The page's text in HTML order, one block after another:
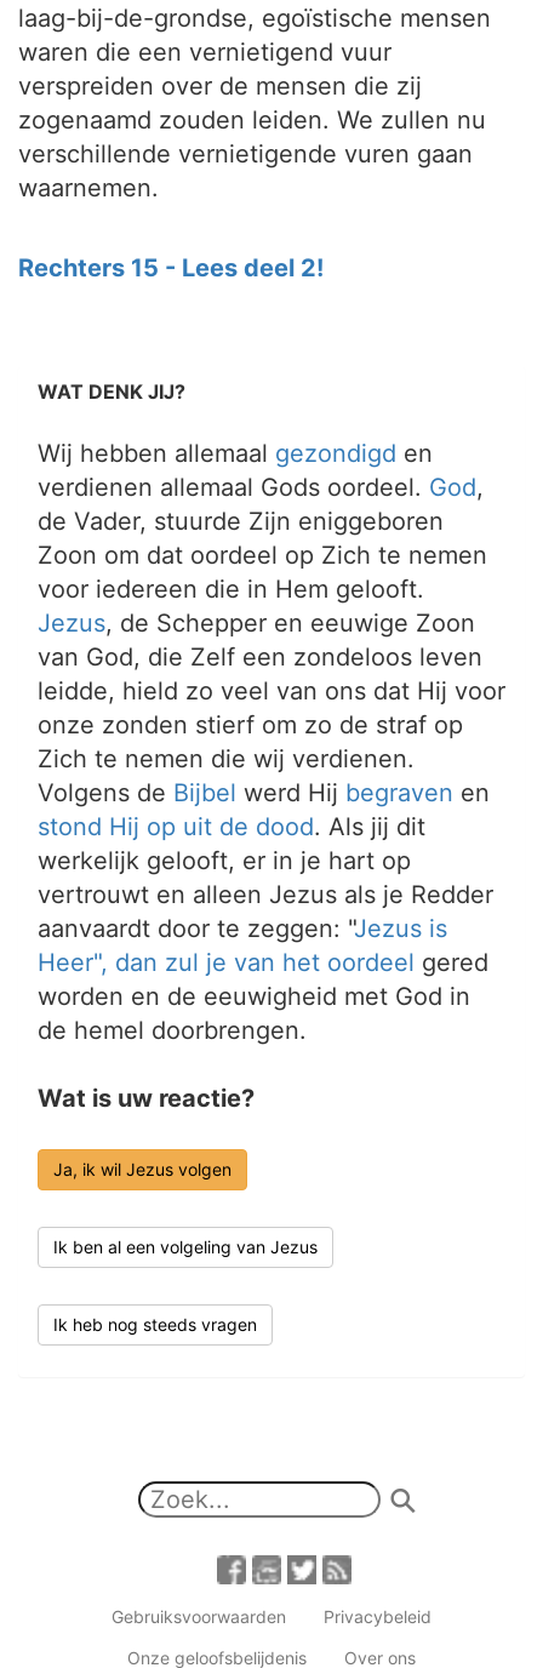
laag-bij-de-grondse, egoïstische mensen
waren die een vernietigend vuur
verspreiden over de mensen die zij
zogenaamd zouden leiden. We zullen nu
verschillende vernietigende vuren gaan
waarnemen.
Rechters 15 - Lees deel 2!
WAT DENK JIJ?
Wij hebben allemaal gezondigd en
verdienen allemaal Gods oordeel. God,
de Vader, stuurde Zijn eniggeboren
Zoon om dat oordeel op Zich te nemen
voor iedereen die in Hem gelooft.
Jezus, de Schepper en eeuwige Zoon
van God, die Zelf een zondeloos leven
leidde, hield zo veel van ons dat Hij voor
onze zonden stierf om zo de straf op
Zich te nemen die wij verdienen.
Volgens de Bijbel werd Hij begraven en
stond Hij op uit de dood. Als jij dit
werkelijk gelooft, er in je hart op
vertrouwt en alleen Jezus als je Redder
aanvaardt door te zeggen: "Jezus is
Heer", dan zul je van het oordeel gered
worden en de eeuwigheid met God in
de hemel doorbrengen.
Wat is uw reactie?
Ja, ik wil Jezus volgen
Ik ben al een volgeling van Jezus
Ik heb nog steeds vragen
Gebruiksvoorwaarden
Privacybeleid
Onze geloofsbelijdenis
Over ons